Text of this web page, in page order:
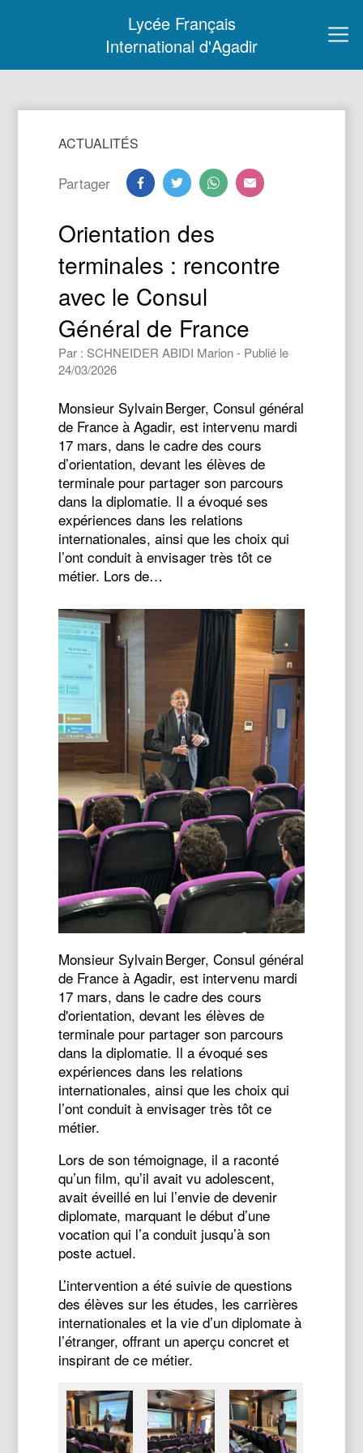
Lycée Français
International d'Agadir
ACTUALITÉS
Partager
Orientation des
terminales : rencontre
avec le Consul
Général de France
Par : SCHNEIDER ABIDI Marion - Publié le
24/03/2026
Monsieur Sylvain Berger, Consul général
de France à Agadir, est intervenu mardi
17 mars, dans le cadre des cours
d’orientation, devant les élèves de
terminale pour partager son parcours
dans la diplomatie. Il a évoqué ses
expériences dans les relations
internationales, ainsi que les choix qui
l’ont conduit à envisager très tôt ce
métier. Lors de…
Monsieur Sylvain Berger, Consul général
de France à Agadir, est intervenu mardi
17 mars, dans le cadre des cours
d'orientation, devant les élèves de
terminale pour partager son parcours
dans la diplomatie. Il a évoqué ses
expériences dans les relations
internationales, ainsi que les choix qui
l’ont conduit à envisager très tôt ce
métier.
Lors de son témoignage, il a raconté
qu’un film, qu’il avait vu adolescent,
avait éveillé en lui l’envie de devenir
diplomate, marquant le début d’une
vocation qui l’a conduit jusqu’à son
poste actuel.
L’intervention a été suivie de questions
des élèves sur les études, les carrières
internationales et la vie d’un diplomate à
l’étranger, offrant un aperçu concret et
inspirant de ce métier.